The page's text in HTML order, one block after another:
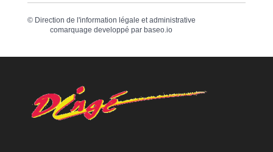
© Direction de l'information légale et administrative
comarquage developpé par baseo.io